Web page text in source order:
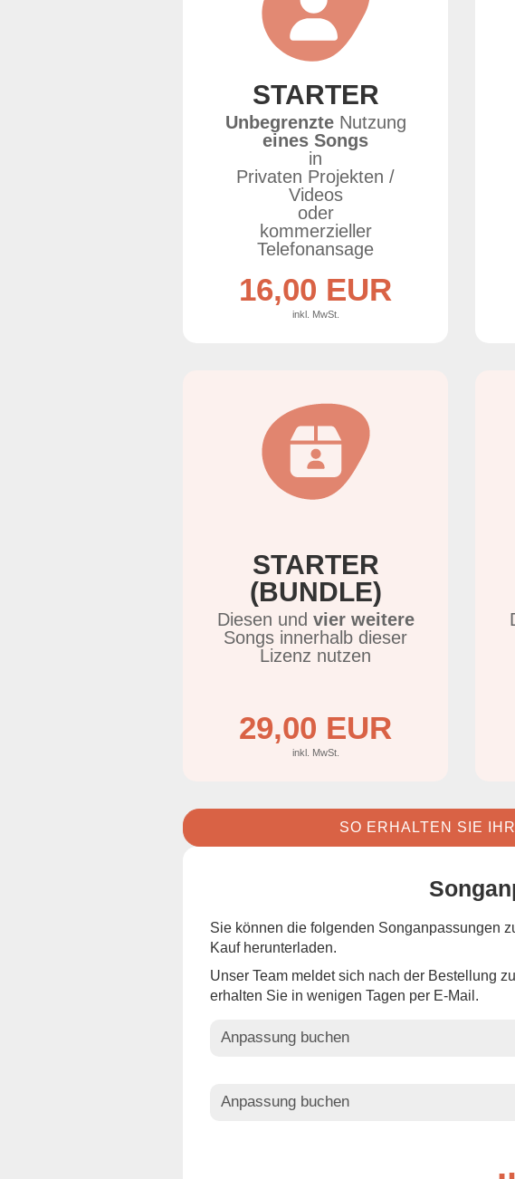
STARTER
UnbegrenzteNutzung
eines Songs
in
Privaten Projekten /
Videos
oder
kommerzieller
Telefonansage
16,00 EUR
inkl. MwSt.
STARTER
(BUNDLE)
Diesen und vier weitere
Songs innerhalb dieser
Lizenz nutzen
29,00 EUR
inkl. MwSt.
SO ERHALTEN SIE
Sie können die folgenden Songanpassungen
Kauf herunterladen.
Unser Team meldet sich nach der Bestellung
erhalten Sie in wenigen Tagen per E-Mail.